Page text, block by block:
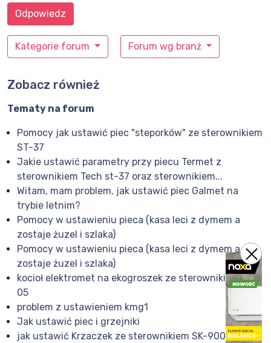
Kategorie forum Forum wg branż
Odpowiedz
Zobacz również
Tematy na forum
Pomocy jak ustawić piec "steporków" ze sterownikiem
ST-37
Jakie ustawić parametry przy piecu Termet z
sterownikiem Tech st-37 oraz sterownikiem...
Witam, mam problem, jak ustawić piec Galmet na
trybie letnim?
Pomocy w ustawieniu pieca (kasa leci z dymem a
zostaje żuzel i szlaka)
Pomocy w ustawieniu pieca (kasa leci z dymem a
zostaje żuzel i szlaka)
kocioł elektromet na ekogroszek ze sterownikiem reg-
05
problem z ustawieniem kmg1
Jak ustawić piec i grzejniki
jak ustawić Krzaczek ze sterownikiem SK-9000 z 2011